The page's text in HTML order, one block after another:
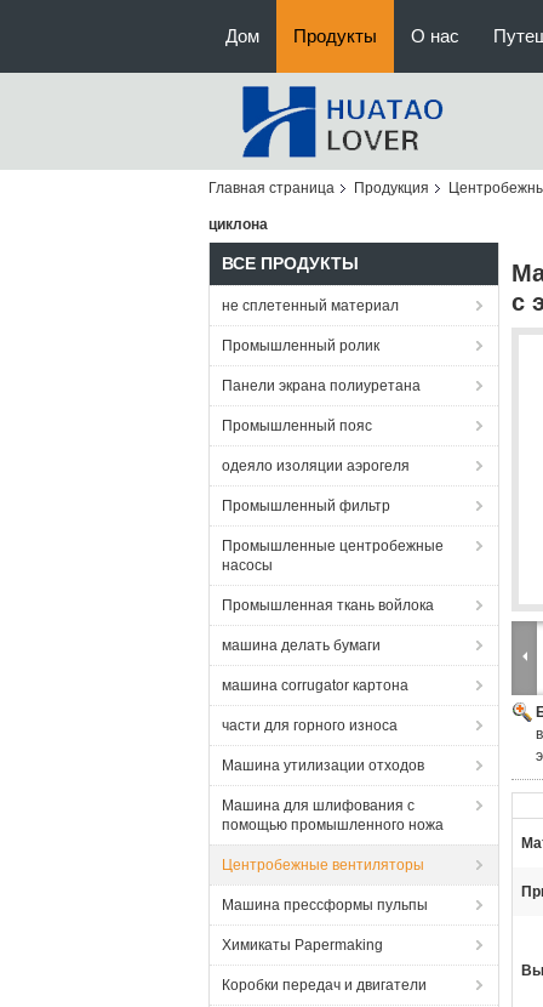
Дом Продукты О нас
Главная страница Продукция
циклона
ВСЕ ПРОДУКТЫ
не сплетенный материал
Промышленный ролик
Панели экрана полиуретана
Промышленный пояс
одеяло изоляции аэрогеля
Промышленный фильтр
Промышленные центробежные
насосы
Промышленная ткань войлока
машина делать бумаги
машина corrugator картона
части для горного износа
Машина утилизации отходов
Машина для шлифования с
помощью промышленного ножа
Центробежные вентиляторы
Машина прессформы пульпы
Химикаты Papermaking
Коробки передач и двигатели
с